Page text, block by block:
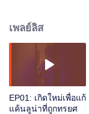
เพลย์ลิส
EP01: เกิดใหม่เพื่อแก้
แค้นลูน่าที่ถูกทรยศ